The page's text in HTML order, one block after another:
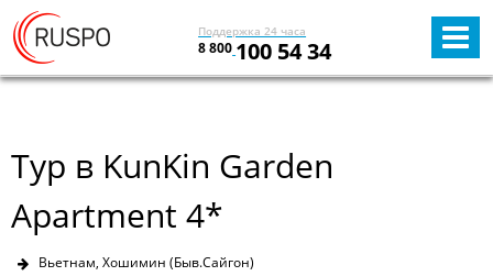
Поддержка 24 часа
8 800 100 54 34
Тур в KunKin Garden
Apartment 4*
Вьетнам, Хошимин (Быв.Сайгон)